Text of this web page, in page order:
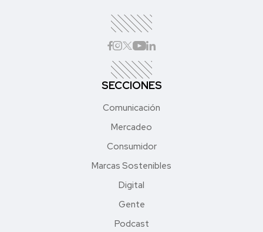
SECCIONES
Comunicación
Mercadeo
Consumidor
Marcas Sostenibles
Digital
Gente
Podcast